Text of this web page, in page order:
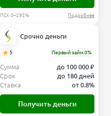
ПСК 0–292% Подробнее
Срочно деньги
5 Первый займ 0%
Сумма
до 100 000 ₽
Срок
до 180 дней
Ставка
от 0.8%
Получить деньги